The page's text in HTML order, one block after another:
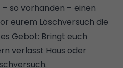
so vorhanden – einen
eurem Löschversuch die
Gebot: Bringt euch
verlasst Haus oder